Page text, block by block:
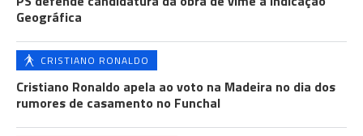
Geográfica
CRISTIANO RONALDO
Cristiano Ronaldo apela ao voto na Madeira no dia dos
rumores de casamento no Funchal